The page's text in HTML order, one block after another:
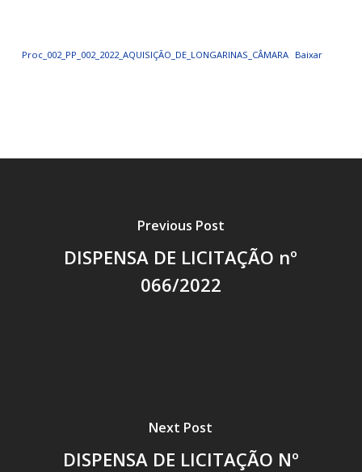
Proc_002_PP_002_2022_AQUISIÇÃO_DE_LONGARINAS_CÂMARA Baixar
Previous Post
DISPENSA DE LICITAÇÃO nº
066/2022
Next Post
DISPENSA DE LICITAÇÃO Nº